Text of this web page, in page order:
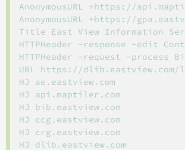
AnonymousURL +https://
AnonymousURL +https://
Title East View Information
HTTPHeader -response -edit
HTTPHeader -request -process
URL https://dlib.eastview.com/
HJ ae.eastview.com
HJ api.maptiler.com
HJ bib.eastview.com
HJ ccg.eastview.com
HJ crg.eastview.com
HJ dlib.eastview.com